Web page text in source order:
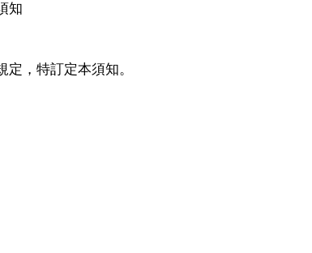
知
，特訂定本須知。